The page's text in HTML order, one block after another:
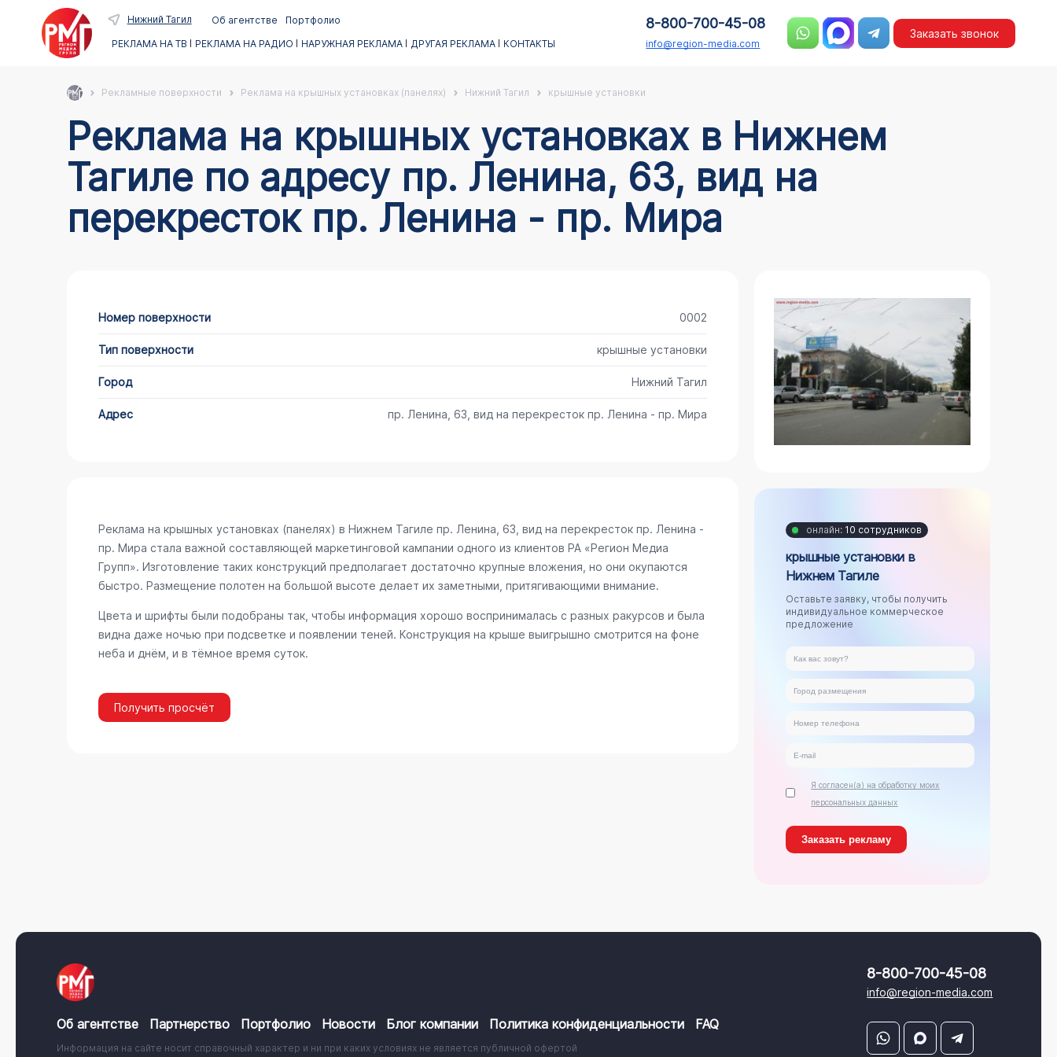
Нижний Тагил Об агентстве
Портфолио
РЕКЛАМА НА ТВ
РЕКЛАМА НА РАДИО НАРУЖНАЯ РЕКЛАМА ДРУГАЯ РЕКЛАМА КОНТАКТЫ
8-800-700-45-08
info@region-media.com
Заказать звонок
Рекламные поверхности Реклама на крышных установках (панелях) Нижний Тагил крышные установки
Реклама на крышных установках в Нижнем
Тагиле по адресу пр. Ленина, 63, вид на
перекресток пр. Ленина - пр. Мира
Номер поверхности 0002
Тип поверхности крышные установки
Город Нижний Тагил
Адрес пр. Ленина, 63, вид на перекресток пр. Ленина - пр. Мира
Реклама на крышных установках (панелях) в Нижнем Тагиле пр. Ленина, 63, вид на перекресток пр. Ленина -
пр. Мира стала важной составляющей маркетинговой кампании одного из клиентов РА «Регион Медиа
Групп». Изготовление таких конструкций предполагает достаточно крупные вложения, но они окупаются
быстро. Размещение полотен на большой высоте делает их заметными, притягивающими внимание.
Цвета и шрифты были подобраны так, чтобы информация хорошо воспринималась с разных ракурсов и была
видна даже ночью при подсветке и появлении теней. Конструкция на крыше выигрышно смотрится на фоне
неба и днём, и в тёмное время суток.
Получить просчёт
онлайн: 10 сотрудников
крышные установки в
Нижнем Тагиле
Оставьте заявку, чтобы получить
индивидуальное коммерческое
предложение
Я согласен(а) на обработку моих
персональных данных
8-800-700-45-08
info@region-media.com
Об агентстве Партнерство Портфолио Новости Блог компании Политика конфиденциальности FAQ
Информация на сайте носит справочный характер и ни при каких условиях не является публичной офертой